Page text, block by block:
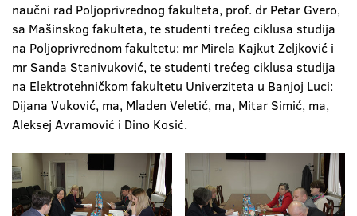
naučni rad Poljoprivrednog fakulteta, prof. dr Petar Gvero,
sa Mašinskog fakulteta, te studenti trećeg ciklusa studija
na Poljoprivrednom fakultetu: mr Mirela Kajkut Zeljković i
mr Sanda Stanivuković, te studenti trećeg ciklusa studija
na Elektrotehničkom fakultetu Univerziteta u Banjoj Luci:
Dijana Vuković, ma, Mladen Veletić, ma, Mitar Simić, ma,
Aleksej Avramović i Dino Kosić.